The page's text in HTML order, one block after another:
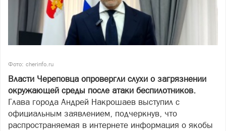
Фото: cherinfo.ru
Власти Череповца опровергли слухи о загрязнении
окружающей среды после атаки беспилотников.
Глава города Андрей Накрошаев выступил с
официальным заявлением, подчеркнув, что
распространяемая в интернете информация о якобы